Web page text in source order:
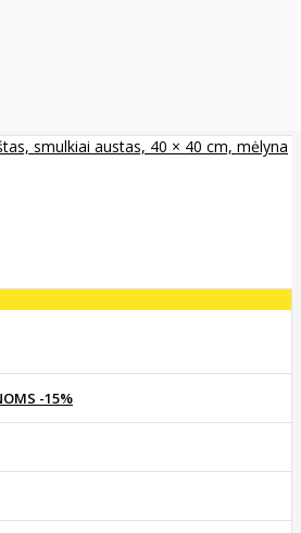
smulkiai austas, 40 × 40 cm, mėlyna
-15%